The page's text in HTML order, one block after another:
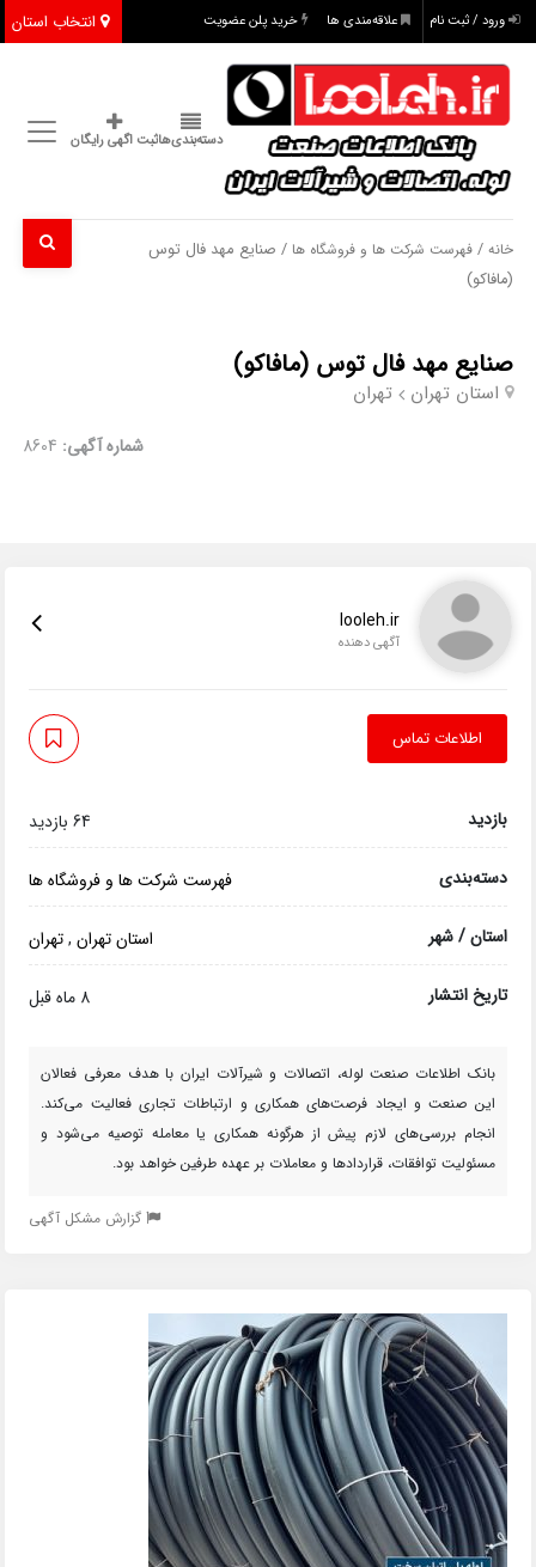
انتخاب استان ورود / ثبت نام علاقه‌مندی ها خرید پلن عضویت
دسته‌بندی‌هاثبت اگهی رایگان
خانه /فهرست شرکت ها و فروشگاه ها / صنایع مهد فال توس
(مافاکو)
صنایع مهد فال توس (مافاکو)
استان تهران تهران
شماره آگهی: 8604
looleh.ir
آگهی دهنده
اطلاعات تماس
بازدید 64 بازدید
دسته‌بندی فهرست شرکت ها و فروشگاه ها
استان / شهر استان تهران,تهران
تاریخ انتشار 8 ماه قبل
بانک اطلاعات صنعت لوله، اتصالات و شیرآلات ایران با هدف معرفی فعالان
این صنعت و ایجاد فرصت‌های همکاری و ارتباطات تجاری فعالیت می‌کند.
انجام بررسی‌های لازم پیش از هرگونه همکاری یا معامله توصیه می‌شود و
مسئولیت توافقات، قراردادها و معاملات بر عهده طرفین خواهد بود.
گزارش مشکل آگهی